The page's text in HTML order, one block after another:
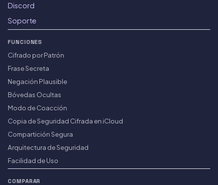
Discord
Soporte
FUNCIONES
Cifrado por Patrón
Frase Secreta
Negación Plausible
Bóvedas Ocultas
Modo de Coacción
Copia de Seguridad Cifrada en iCloud
Compartición Segura
Arquitectura de Seguridad
Facilidad de Uso
COMPARAR